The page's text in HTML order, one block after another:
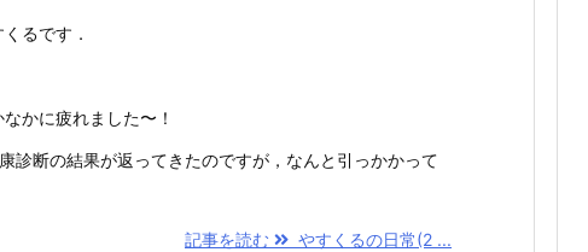
るです．
かに疲れました〜！
診断の結果が返ってきたのですが，なんと引っかかって
記事を読む やすくるの日常(2 ...